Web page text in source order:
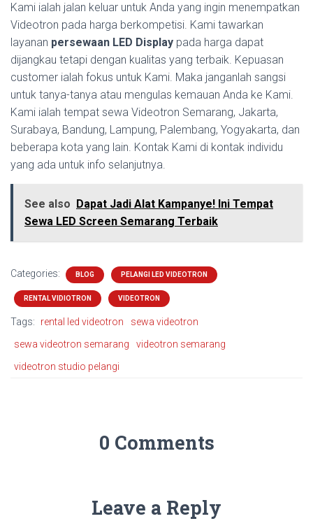
Kami ialah jalan keluar untuk Anda yang ingin menempatkan
Videotron pada harga berkompetisi. Kami tawarkan
layanan persewaan LED Display pada harga dapat
dijangkau tetapi dengan kualitas yang terbaik. Kepuasan
customer ialah fokus untuk Kami. Maka janganlah sangsi
untuk tanya-tanya atau mengulas kemauan Anda ke Kami.
Kami ialah tempat sewa Videotron Semarang, Jakarta,
Surabaya, Bandung, Lampung, Palembang, Yogyakarta, dan
beberapa kota yang lain. Kontak Kami di kontak individu
yang ada untuk info selanjutnya.
See also
Dapat Jadi Alat Kampanye! Ini Tempat
Sewa LED Screen Semarang Terbaik
Categories: BLOG PELANGI LED VIDEOTRON
RENTAL VIDIOTRON VIDEOTRON
Tags: rental led videotron
sewa videotron
sewa videotron semarang
videotron semarang
videotron studio pelangi
0 Comments
Leave a Reply